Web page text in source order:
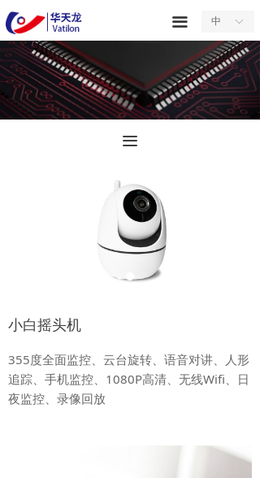
끀
首页
关于我们
产品中心
ꀅ
中
小白摇头机
355度全面监控、云台旋转、语音对讲、人形
追踪、手机监控、1080P高清、无线Wifi、日
夜监控、录像回放
끀